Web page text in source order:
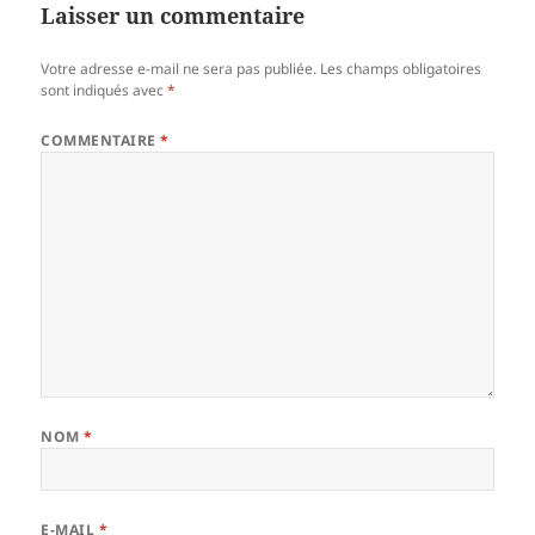
Laisser un commentaire
Votre adresse e-mail ne sera pas publiée. Les champs obligatoires
sont indiqués avec*
COMMENTAIRE*
NOM*
E-MAIL *